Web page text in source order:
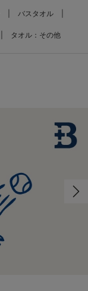
バスタオル
タオル：その他